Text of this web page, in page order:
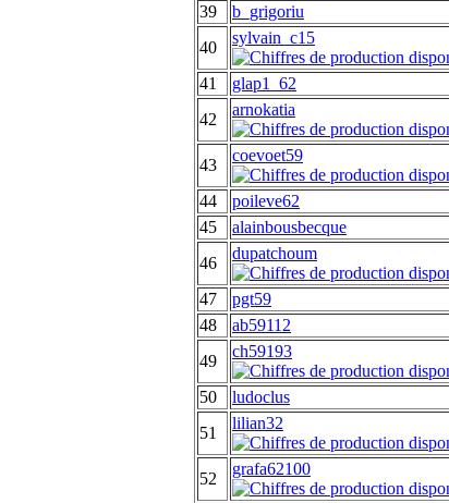
39
b_grigoriu
40
sylvain_c15
41
glap1_62
42
arnokatia
43
coevoet59
44
poileve62
45
alainbousbecque
46
dupatchoum
47
pgt59
48
ab59112
49
ch59193
50
ludoclus
51
lilian32
52
grafa62100